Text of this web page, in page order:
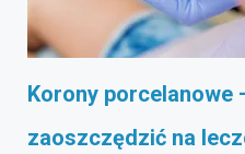
Korony porcelanowe
zaoszczędzić na